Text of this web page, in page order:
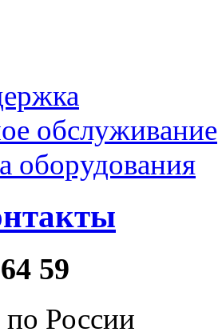
обслуживание
оборудования
59
по России